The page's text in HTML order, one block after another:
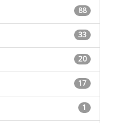
88
33
20
17
1